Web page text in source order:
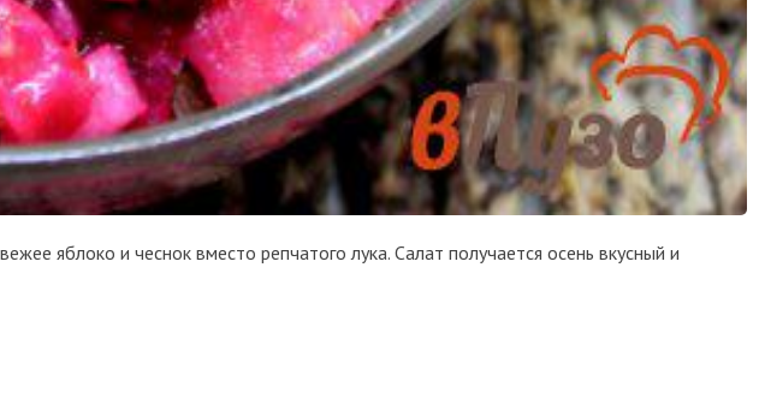
яблоко и чеснок вместо репчатого лука. Салат получается осень вкусный и